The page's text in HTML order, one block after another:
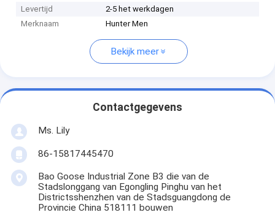
Levertijd
2-5 het werkdagen
Merknaam
Hunter Men
Bekijk meer
Contactgegevens
Ms. Lily
86-15817445470
Bao Goose Industrial Zone B3 die van de
Stadslonggang van Egongling Pinghu van het
Districtsshenzhen van de Stadsguangdong de
Provincie China 518111 bouwen